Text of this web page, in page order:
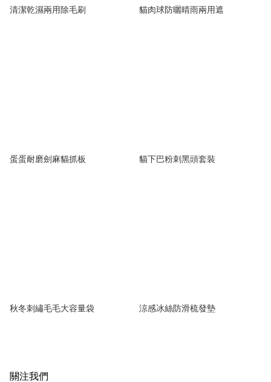
清潔乾濕兩用除毛刷 貓肉球防曬晴雨兩用遮
蛋蛋耐磨劍麻貓抓板 貓下巴粉刺黑頭套裝
秋冬刺繡毛毛大容量袋 涼感冰絲防滑梳發墊
關注我們